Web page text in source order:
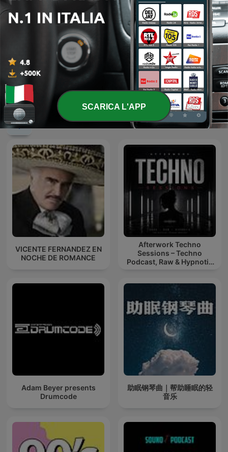
الشيخ محمد صديق المنشاوي
POMERIGGIO CON...
CLAUDIO BAGLIONI
Podcast internazionali di genere Musica
VICENTE FERNANDEZ EN
NOCHE DE ROMANCE
Afterwork Techno
Sessions – Techno
Podcast, Raw & Hypnotic
Adam Beyer presents
Drumcode
助眠钢琴曲｜帮助睡眠的轻
音乐
SCARICA L'APP